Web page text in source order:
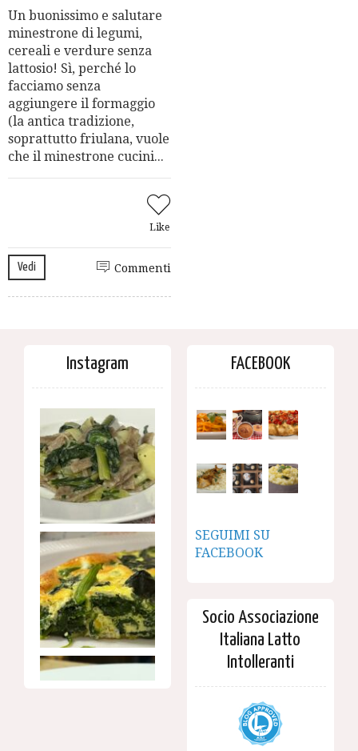
Un buonissimo e salutare
minestrone di legumi,
cereali e verdure senza
lattosio! Sì, perché lo
facciamo senza
aggiungere il formaggio
(la antica tradizione,
soprattutto friulana, vuole
che il minestrone cucini...
Like
Vedi Commenti
Instagram FACEBOOK
SEGUIMI SU
FACEBOOK
Socio Associazione
Italiana Latto
Intolleranti